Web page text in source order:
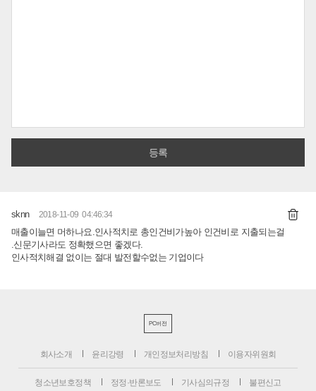
sknn 2018-11-09 04:46:34
매출이늘면 머하나요.인사적치로 총인건비가높아 인건비로 지출되는걸
.신문기사라도 정확했으면 좋겠다.
인사적치해결 없이는 절대 발전할수없는 기업이다
PC버전
회사소개 윤리강령 개인정보처리방침 이용자위원회
청소년보호정책 정정·반론보도 기사심의규정 불편신고